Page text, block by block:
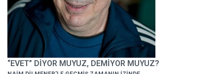
“EVET” DİYOR MUYUZ, DEMİYOR MUYUZ?